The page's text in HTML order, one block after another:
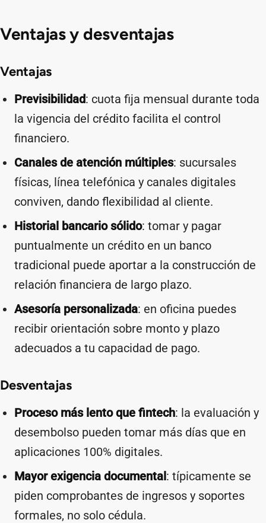
Ventajas y desventajas
Ventajas
Previsibilidad: cuota fija mensual durante toda
la vigencia del crédito facilita el control
financiero.
Canales de atención múltiples: sucursales
físicas, línea telefónica y canales digitales
conviven, dando flexibilidad al cliente.
Historial bancario sólido: tomar y pagar
puntualmente un crédito en un banco
tradicional puede aportar a la construcción de
relación financiera de largo plazo.
Asesoría personalizada: en oficina puedes
recibir orientación sobre monto y plazo
adecuados a tu capacidad de pago.
Desventajas
Proceso más lento que fintech: la evaluación y
desembolso pueden tomar más días que en
aplicaciones 100% digitales.
Mayor exigencia documental: típicamente se
piden comprobantes de ingresos y soportes
formales, no solo cédula.